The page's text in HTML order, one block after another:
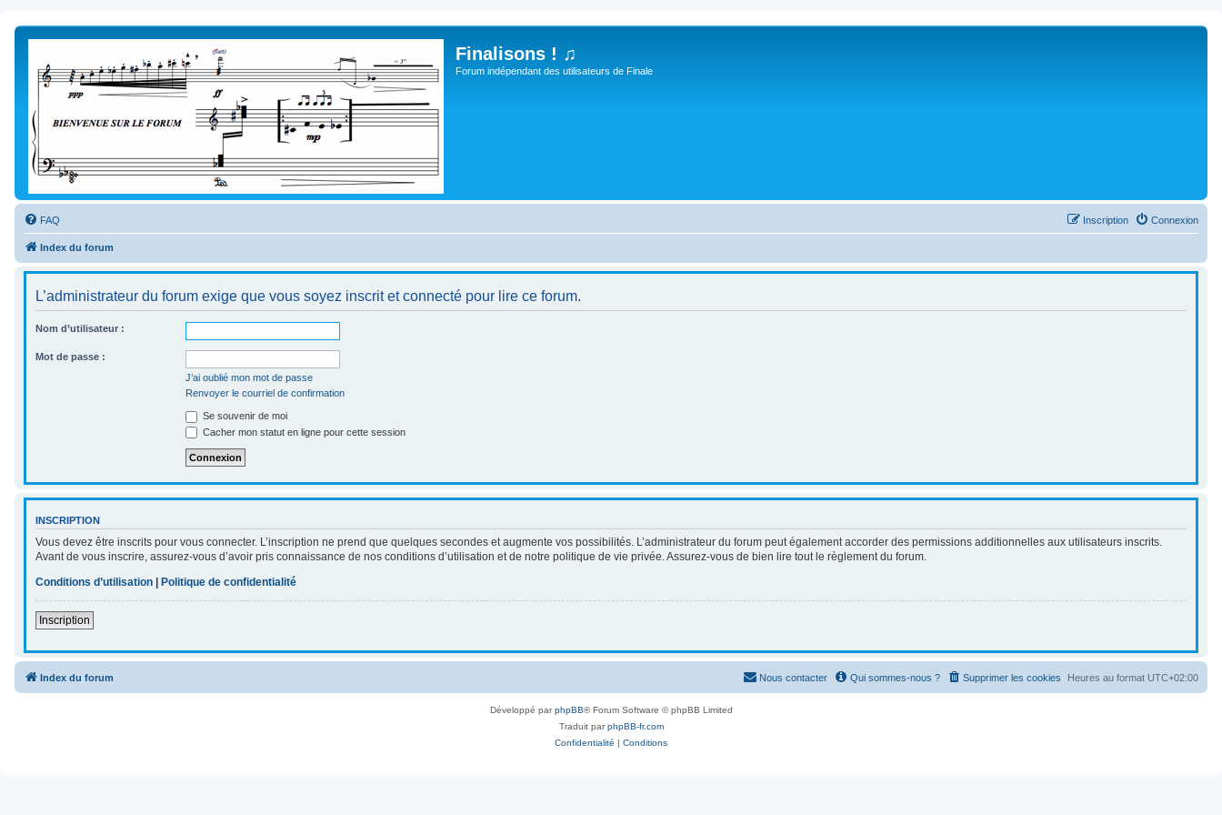
Finalisons ! ♫
Forum indépendant des utilisateurs de Finale
FAQ Connexion
Inscription
Index du forum
L’administrateur du forum exige que vous soyez inscrit et connecté pour lire ce forum.
Nom d’utilisateur :
Mot de passe :
J’ai oublié mon mot de passe
Renvoyer le courriel de confirmation
Se souvenir de moi
Cacher mon statut en ligne pour cette session
INSCRIPTION
Vous devez être inscrits pour vous connecter. L’inscription ne prend que quelques secondes et augmente vos possibilités. L’administrateur du forum peut également accorder des permissions additionnelles aux utilisateurs inscrits.
Avant de vous inscrire, assurez-vous d’avoir pris connaissance de nos conditions d’utilisation et de notre politique de vie privée. Assurez-vous de bien lire tout le règlement du forum.
Conditions d’utilisation | Politique de confidentialité
Inscription
Index du forum Heures au format UTC+02:00
Supprimer les cookies
Qui sommes-nous ?
Nous contacter
Développé parphpBB® Forum Software © phpBB Limited
Traduit parphpBB-fr.com
Confidentialité | Conditions